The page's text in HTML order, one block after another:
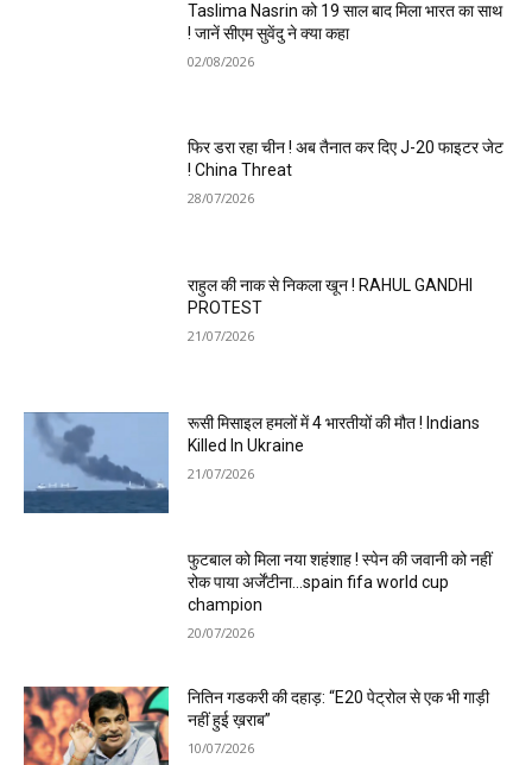
Taslima Nasrin को 19 साल बाद मिला भारत का साथ
! जानें सीएम सुवेंदु ने क्या कहा
02/08/2026
फिर डरा रहा चीन ! अब तैनात कर दिए J-20 फाइटर जेट
! China Threat
28/07/2026
राहुल की नाक से निकला खून ! RAHUL GANDHI
PROTEST
21/07/2026
रूसी मिसाइल हमलों में 4 भारतीयों की मौत ! Indians
Killed In Ukraine
21/07/2026
फुटबाल को मिला नया शहंशाह ! स्पेन की जवानी को नहीं
रोक पाया अर्जेंटीना…spain fifa world cup
champion
20/07/2026
नितिन गडकरी की दहाड़: “E20 पेट्रोल से एक भी गाड़ी
नहीं हुई ख़राब”
10/07/2026